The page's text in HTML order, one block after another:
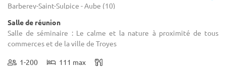
Barberey-Saint-Sulpice - Aube (10)
Salle de réunion
Salle de séminaire : Le calme et la nature à proximité de tous
commerces et de la ville de Troyes
1-200 111 max